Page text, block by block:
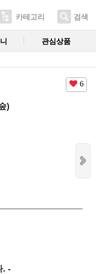
카테고리 검색
관심상품
6
)
. -